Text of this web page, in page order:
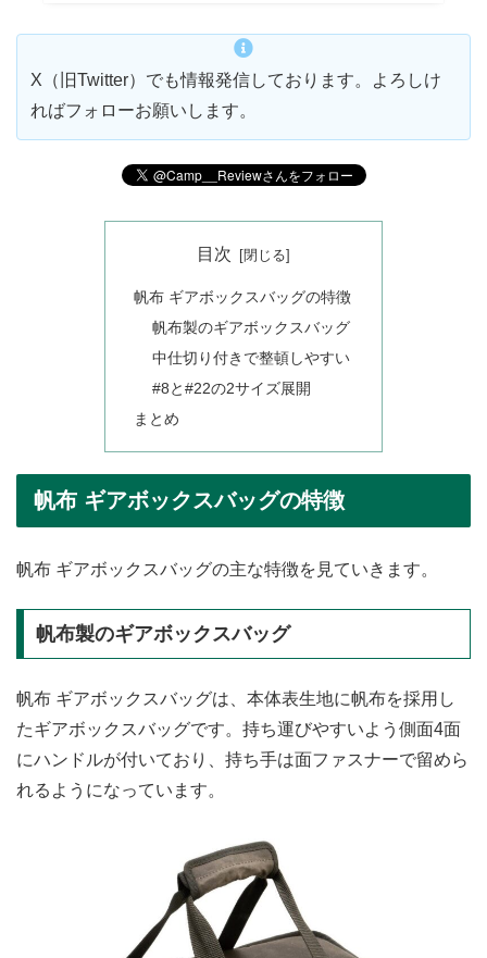
X（旧Twitter）でも情報発信しております。よろしけ
ればフォローお願いします。
目次
帆布 ギアボックスバッグの特徴
帆布製のギアボックスバッグ
中仕切り付きで整頓しやすい
#8と#22の2サイズ展開
まとめ
帆布 ギアボックスバッグの特徴
帆布 ギアボックスバッグの主な特徴を見ていきます。
帆布製のギアボックスバッグ
帆布 ギアボックスバッグは、本体表生地に帆布を採用し
たギアボックスバッグです。持ち運びやすいよう側面4面
にハンドルが付いており、持ち手は面ファスナーで留めら
れるようになっています。